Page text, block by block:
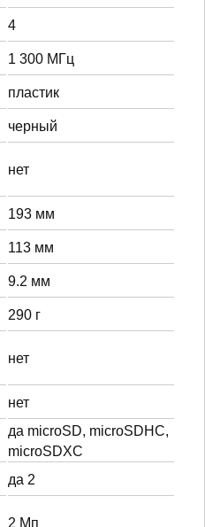
4
1 300 МГц
пластик
черный
нет
193 мм
113 мм
9.2 мм
290 г
нет
нет
да microSD, microSDHC,
microSDXC
да 2
2 Мп